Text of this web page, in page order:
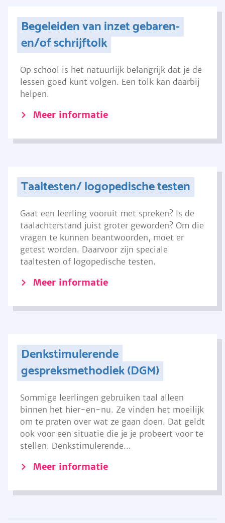
Begeleiden van inzet gebaren-
en/of schrijftolk
Op school is het natuurlijk belangrijk dat je de
lessen goed kunt volgen. Een tolk kan daarbij
helpen.
Meer informatie
Taaltesten/ logopedische testen
Gaat een leerling vooruit met spreken? Is de
taalachterstand juist groter geworden? Om die
vragen te kunnen beantwoorden, moet er
getest worden. Daarvoor zijn speciale
taaltesten of logopedische testen.
Meer informatie
Denkstimulerende
gespreksmethodiek (DGM)
Sommige leerlingen gebruiken taal alleen
binnen het hier-en-nu. Ze vinden het moeilijk
om te praten over wat ze gaan doen. Dat geldt
ook voor een situatie die je je probeert voor te
stellen. Denkstimulerende...
Meer informatie